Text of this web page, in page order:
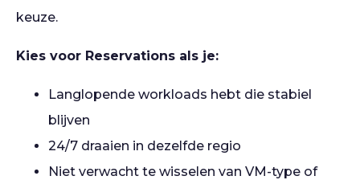
keuze.
Kies voor Reservations als je:
Langlopende workloads hebt die stabiel
blijven
24/7 draaien in dezelfde regio
Niet verwacht te wisselen van VM-type of